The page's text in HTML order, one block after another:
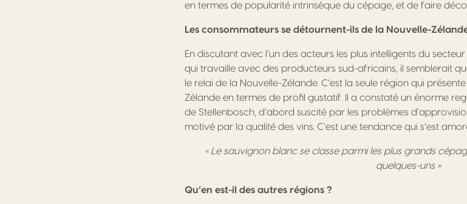
en termes de popularité intrinsèque du cépage, et de faire
Les consommateurs se détournent-ils de la Nouvelle-
En discutant avec l’un des acteurs les plus intelligents du
qui travaille avec des producteurs sud-africains, il semblerait
le relai de la Nouvelle-Zélande. C’est la seule région qui
Zélande en termes de profil gustatif. Il a constaté un énorme
de Stellenbosch, d’abord suscité par les problèmes
motivé par la qualité des vins. C’est une tendance qui s’est
« Le sauvignon blanc se classe parmi les plus grands
quelques-uns »
Qu’en est-il des autres régions ?